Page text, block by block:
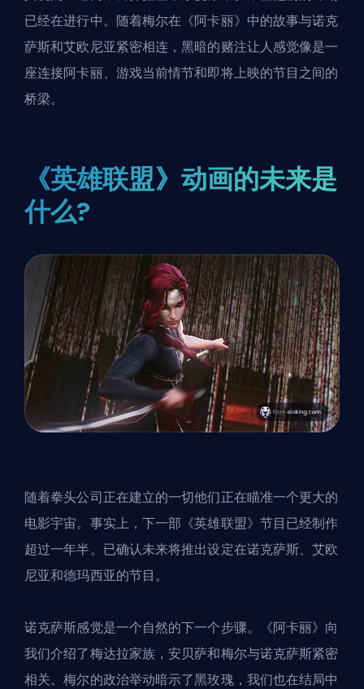
已经在进行中。随着梅尔在《阿卡丽》中的故事与诺克
萨斯和艾欧尼亚紧密相连，黑暗的赌注让人感觉像是一
座连接阿卡丽、游戏当前情节和即将上映的节目之间的
桥梁。
《英雄联盟》动画的未来是
什么?
随着拳头公司正在建立的一切他们正在瞄准一个更大的
电影宇宙。事实上，下一部《英雄联盟》节目已经制作
超过一年半。已确认未来将推出设定在诺克萨斯、艾欧
尼亚和德玛西亚的节目。
诺克萨斯感觉是一个自然的下一个步骤。《阿卡丽》向
我们介绍了梅达拉家族，安贝萨和梅尔与诺克萨斯紧密
相关。梅尔的政治举动暗示了黑玫瑰，我们也在结局中